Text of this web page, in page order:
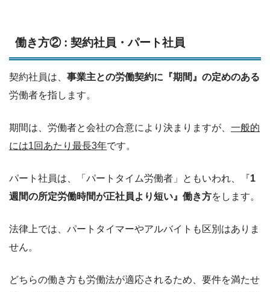
働き方② : 契約社員・パート社員
契約社員は、 事業主との労働契約に『期間』の定めのある
労働者を指します。
期間は、労働者と会社の合意により決まりますが、 一般的
には1回あたり最長3年です。
パート社員は、「パートタイム労働者」ともいわれ、『 1
週間の所定労働時間が正社員より短い』働き方をします。
法律上では、パートタイマーやアルバイトも区別はありま
せん。
どちらの働き方も労働法が適応されるため、要件を満たせ